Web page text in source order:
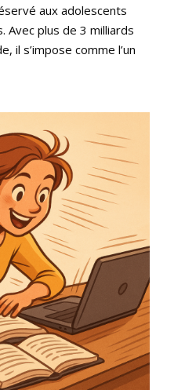
aux adolescents
Avec plus de 3 milliards
il s’impose comme l’un